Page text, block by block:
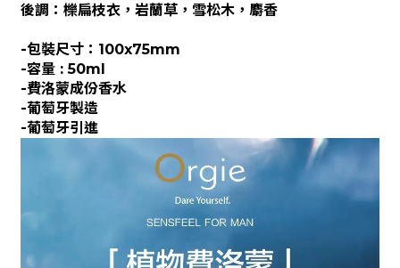
後調：櫟扁枝衣，岩蘭草，雪松木，麝香
-包裝尺寸：100x75mm
-容量 : 50ml
-費洛蒙成份香水
-葡萄牙製造
-葡萄牙引進